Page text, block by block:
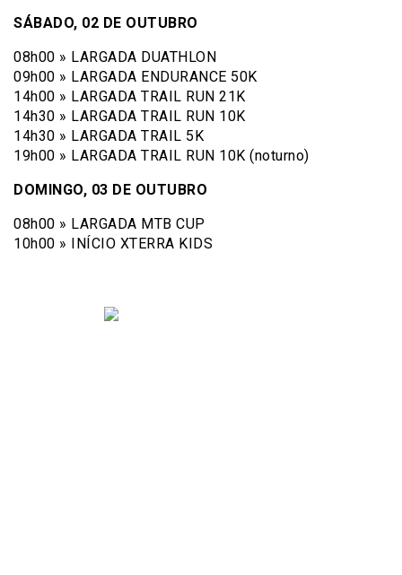
SÁBADO, 02 DE OUTUBRO
08h00 » LARGADA DUATHLON
09h00 » LARGADA ENDURANCE 50K
14h00 » LARGADA TRAIL RUN 21K
14h30 » LARGADA TRAIL RUN 10K
14h30 » LARGADA TRAIL 5K
19h00 » LARGADA TRAIL RUN 10K (noturno)
DOMINGO, 03 DE OUTUBRO
08h00 » LARGADA MTB CUP
10h00 » INÍCIO XTERRA KIDS